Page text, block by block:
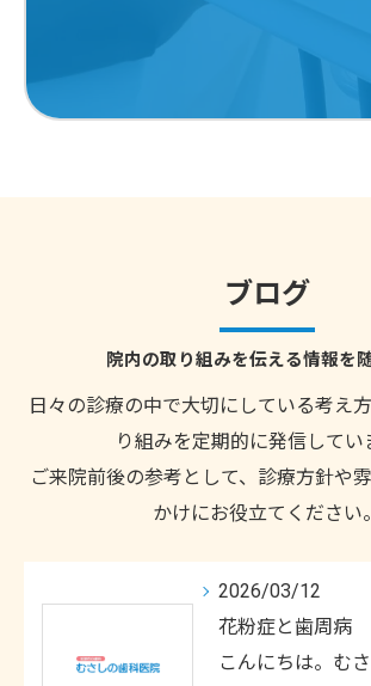
院内の取り組みを伝える情報を
ブログ
日々の診療の中で大切にしている考え
り組みを定期的に発信してい
ご来院前後の参考として、診療方針や
かけにお役立てください。
2026/03/12
花粉症と歯周病
こんにちは。む